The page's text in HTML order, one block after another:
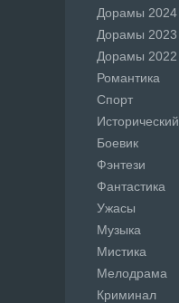
Дорамы 2024
Дорамы 2023
Дорамы 2022
Романтика
Спорт
Исторический
Боевик
Фэнтези
Фантастика
Ужасы
Музыка
Мистика
Мелодрама
Криминал